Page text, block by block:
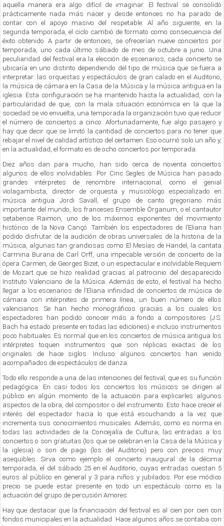
aquella manera era algo difícil de imaginar. El festival se consolidó
prácticamente nada más nacer y desde entonces no ha parado de
contar con el apoyo masivo del respetable. Al año siguiente, en la
segunda temporada, el ciclo cambió de formato como consecuencia del
éxito obtenido. A partir de entonces, se ofrecerían nueve conciertos por
temporada, uno cada último sábado de mes de octubre a junio. Una
peculiaridad del festival era la elección de escenarios, cada concierto se
ubicaría en uno distinto dependiendo del tipo de música que se fuera a
interpretar: las orquestas y espectáculos de gran calado en el Auditorio,
la música de cámara en la Casa de la Música y la música antigua en la
iglesia. Esta configuración se ha mantenido hasta la actualidad, con la
particularidad de que, con la mala situación económica en la que la
sociedad se vio envuelta, una temporada la organización tuvo que reducir
el número de conciertos a cinco. Afortunadamente, fue algo pasajero y
hay que decir que se limitó la cantidad de conciertos para no tener que
rebajar el nivel de calidad artístico del certamen. Eso ocurrió solo un año y,
en la actualidad, el formato es de ocho conciertos por temporada.
Diez años dan para mucho, han sido cerca de noventa conciertos
algunos de ellos inolvidables. Por Cinc Segles de Música han pasado
grandes intérpretes de renombre internacional, como el genial
violagambista, director de orquesta y musicólogo especializado en
música antigua Jordi Savall, el grupo de canto gregoriano más
importante del mundo, los franceses Ensemble Órganum, o el cantautor
setabense Raimon, uno de los máximos exponentes del movimiento
histórico de la Nova Cançó. También los espectadores de l’Eliana han
podido disfrutar de la audición de obras universales de la historia de la
música, algunas tan grandiosas como El Mesías de Händel, la cantata
Carmina Burana de Carl Orff, una impecable versión de concierto de la
ópera Carmen, de Georges Bizet, o un espectacular e inolvidable Requiem
de Mozart que se hizo realidad gracias al patrocinio del desaparecido
Instituto Valenciano de la Música. Además de esto, el festival ha hecho
llegar a los escenarios de l’Eliana infinidad de conciertos de música de
cámara con intérpretes de primera línea, un buen número de ellos
valencianos. Se han hecho monográficos gracias a los cuales los
espectadores han podido conocer más a fondo a compositores (J.S.
Bach ha estado presente en todas las ediciones) e incluso instrumentos
poco habituales. Es normal que en los conciertos de música antigua los
intérpretes toquen instrumentos que son réplicas exactas de los
originales de hace siglos. Incluso algunos conciertos han venido
acompañados de espectáculos de danza.
Todo ello responde a una de las intenciones del festival, que es su función
pedagógica. En casi todos los conciertos los músicos se dirigen al
público en algún momento de la actuación para explicarles algunos
aspectos de la obra, del compositor o del instrumento. Esto hace crecer el
interés del espectador hacia lo que está escuchando a la vez que
incrementa sus conocimientos musicales. Además, como es norma en
todas las actividades de la Concejalía de Cultura, las entradas a los
conciertos o son gratuitas (los que se celebran en la Casa de la Música y
la iglesia) o son de pago (los del Auditorio) pero con precios muy
asequibles. Sirva como ejemplo el concierto inaugural de la décima
temporada, el del sábado 25 en el Auditorio, cuyas entradas cuestan 5
euros al público en general y 3 para niños y jubilados. Por ese módico
precio se puede estar presente en todo un espectáculo como es la
actuación del grupo de percusión Amores.
Hay que destacar que la financiación del festival es al cien por cien con
fondos municipales en la actualidad. Hace algunos años se contaba con